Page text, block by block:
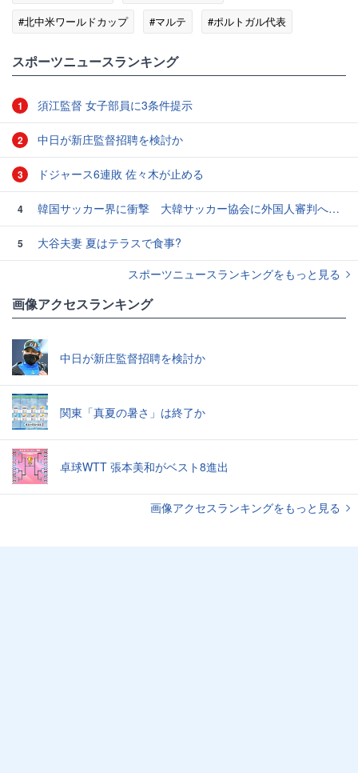
#北中米ワールドカップ
#マルテ
#ポルトガル代表
スポーツニュースランキング
1 須江監督 女子部員に3条件提示
2 中日が新庄監督招聘を検討か
3 ドジャース6連敗 佐々木が止める
4 韓国サッカー界に衝撃 大韓サッカー協会に外国人審判への“性的接待”疑惑 韓国メディアが報道
5
大谷夫妻 夏はテラスで食事?
スポーツニュースランキングをもっと見る
画像アクセスランキング
中日が新庄監督招聘を検討か
関東「真夏の暑さ」は終了か
卓球WTT 張本美和がベスト8進出
画像アクセスランキングをもっと見る